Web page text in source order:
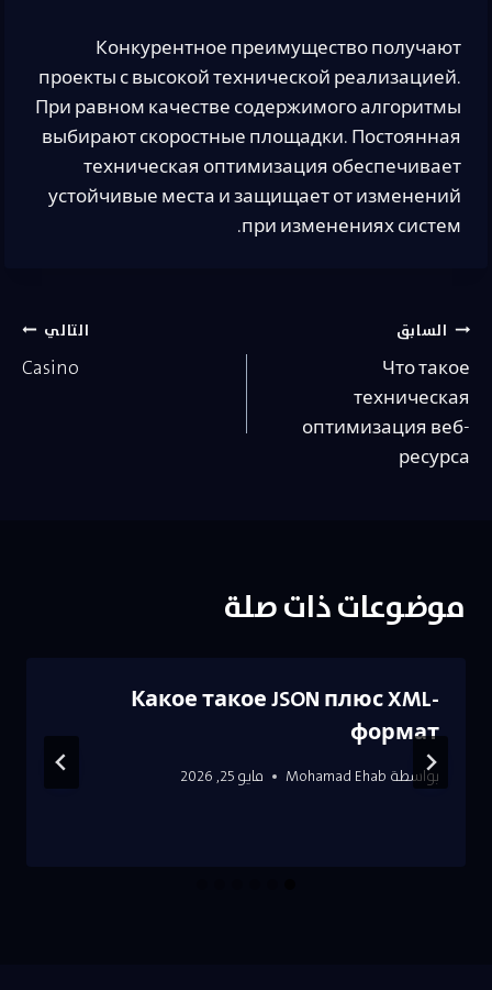
Конкурентное преимущество получают
проекты с высокой технической реализацией.
При равном качестве содержимого алгоритмы
выбирают скоростные площадки. Постоянная
техническая оптимизация обеспечивает
устойчивые места и защищает от изменений
при изменениях систем.
تصفّح
المقالات
السابق
Что такое
техническая
оптимизация веб-
ресурса
التالي
Casino
موضوعات ذات صلة
Какое такое JSON плюс XML-
формат
بواسطة Mohamad Ehab مايو 25, 2026